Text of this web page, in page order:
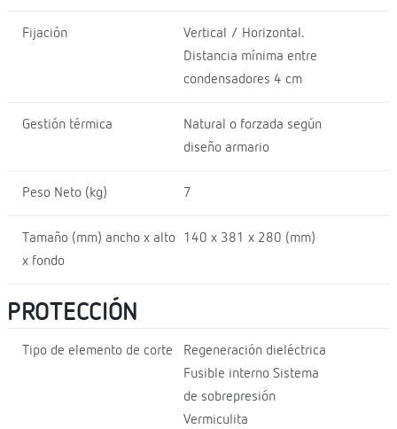
Fijación
Vertical / Horizontal.
Distancia mínima entre
condensadores 4 cm
Gestión térmica
Natural o forzada según
diseño armario
Peso Neto (kg) 7
Tamaño (mm) ancho x alto
x fondo
140 x 381 x 280 (mm)
PROTECCIÓN
Tipo de elemento de corte
Regeneración dieléctrica
Fusible interno Sistema
de sobrepresión
Vermiculita